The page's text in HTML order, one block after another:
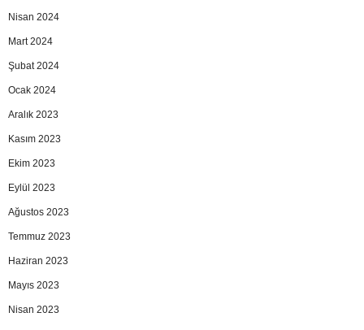
Nisan 2024
Mart 2024
Şubat 2024
Ocak 2024
Aralık 2023
Kasım 2023
Ekim 2023
Eylül 2023
Ağustos 2023
Temmuz 2023
Haziran 2023
Mayıs 2023
Nisan 2023